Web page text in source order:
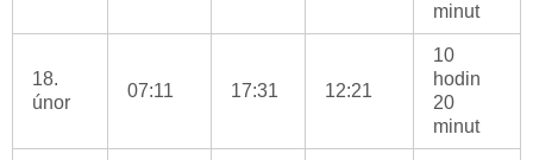
minut
18.
únor
07:11 17:31 12:21
10
hodin
20
minut